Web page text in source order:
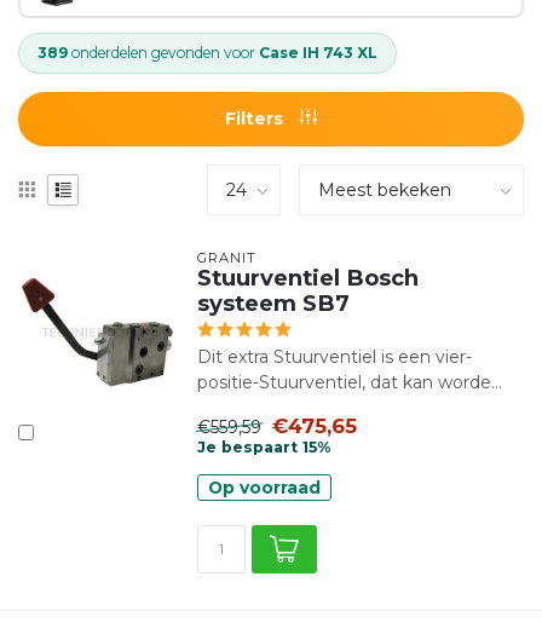
389 onderdelen gevonden voor Case IH 743 XL
Filters
GRANIT
Stuurventiel Bosch
systeem SB7
Dit extra Stuurventiel is een vier-
positie-Stuurventiel, dat kan worde...
€559,59 €475,65
Je bespaart 15%
Op voorraad